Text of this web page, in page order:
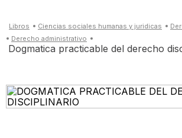
ciencias sociales humanas y juridicas
derecho administrativo
dogmatica practicable del derecho